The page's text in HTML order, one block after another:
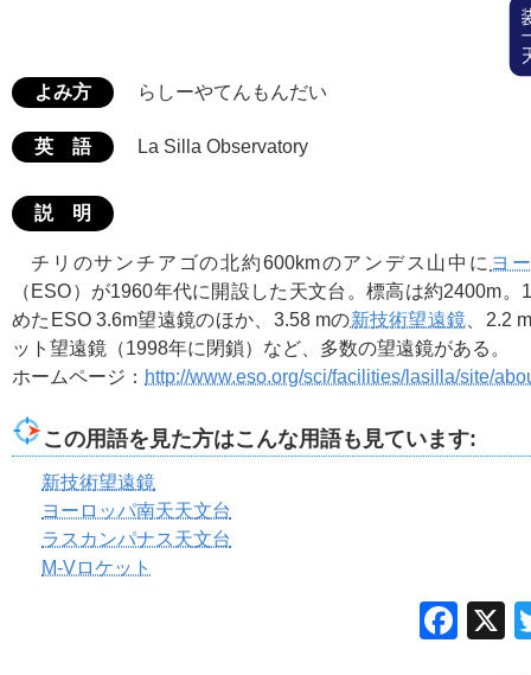
よみ方 らしーやてんもんだい
英 語 La Silla Observatory
説 明
チリのサンチアゴの北約600kmのアンデス山中に ヨ
（ESO）が1960年代に開設した天文台。標高は約2400m
めたESO 3.6m望遠鏡のほか、3.58 mの新技術望遠鏡 、2.2
ット望遠鏡（1998年に閉鎖）など、多数の望遠鏡がある。
ホームページ： http://www.eso.org/sci/facilities/lasilla/site/
この用語を見た方はこんな用語も見ています:
新技術望遠鏡
ヨーロッパ南天天文台
ラスカンパナス天文台
M-Vロケット